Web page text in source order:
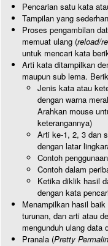
Pencarian satu kata
Tampilan yang
Proses pengambilan
memuat ulang (reload/
untuk mencari kata
Arti kata ditampilkan
maupun sub lema.
Jenis kata atau
dengan warna
Arahkan mouse
keterangannya)
Arti ke-1, 2, 3 dan
dengan latar
Contoh
Contoh dalam
Ketika diklik hasil
dengan kata
Menampilkan hasil
turunan, dan arti atau
mengunduh ulang data
Pranala (Pretty